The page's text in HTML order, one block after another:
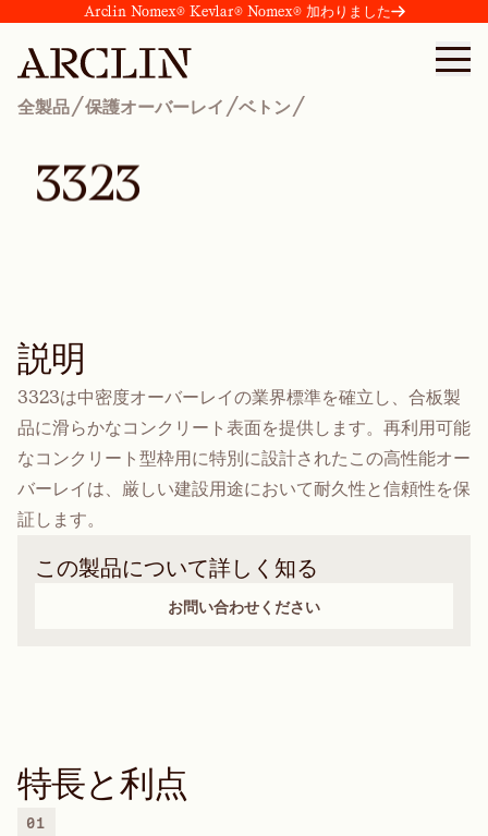
Arclin Nomex® Kevlar® Nomex® 加わりました
全製品/保護オーバーレイ /ベトン /
3323
説明
3323は中密度オーバーレイの業界標準を確立し、合板製
品に滑らかなコンクリート表面を提供します。再利用可能
なコンクリート型枠用に特別に設計されたこの高性能オー
バーレイは、厳しい建設用途において耐久性と信頼性を保
証します。
この製品について詳しく知る
お問い合わせください
特長と利点
01